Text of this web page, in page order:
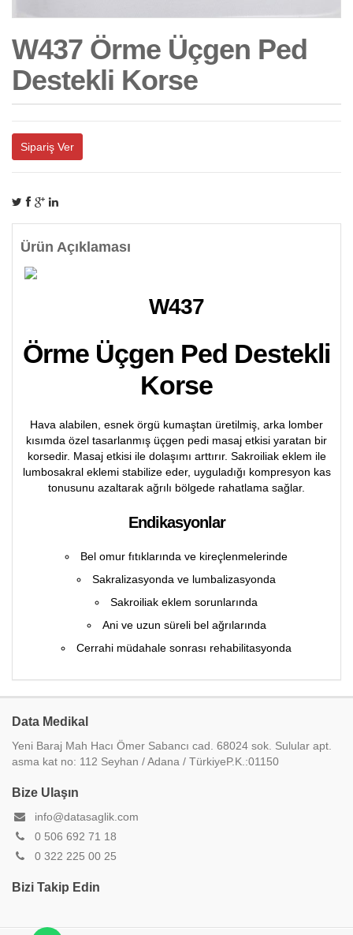
W437 Örme Üçgen Ped
Destekli Korse
Sipariş Ver
Ürün Açıklaması
W437
Örme Üçgen Ped Destekli
Korse
Hava alabilen, esnek örgü kumaştan üretilmiş, arka lomber
kısımda özel tasarlanmış üçgen pedi masaj etkisi yaratan bir
korsedir. Masaj etkisi ile dolaşımı arttırır. Sakroiliak eklem ile
lumbosakral eklemi stabilize eder, uyguladığı kompresyon kas
tonusunu azaltarak ağrılı bölgede rahatlama sağlar.
Endikasyonlar
Bel omur fıtıklarında ve kireçlenmelerinde
Sakralizasyonda ve lumbalizasyonda
Sakroiliak eklem sorunlarında
Ani ve uzun süreli bel ağrılarında
Cerrahi müdahale sonrası rehabilitasyonda
Data Medikal
Yeni Baraj Mah Hacı Ömer Sabancı cad. 68024 sok. Sulular apt.
asma kat no: 112 Seyhan / Adana / TürkiyeP.K.:01150
Bize Ulaşın
info@datasaglik.com
0 506 692 71 18
0 322 225 00 25
Bizi Takip Edin